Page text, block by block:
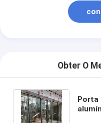
Obter O
Porta